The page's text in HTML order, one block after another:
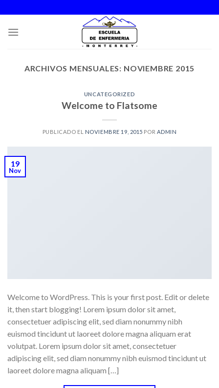
to
content
ARCHIVOS MENSUALES: NOVIEMBRE 2015
UNCATEGORIZED
Welcome to Flatsome
PUBLICADO EL NOVIEMBRE 19, 2015 POR ADMIN
19
Nov
Welcome to WordPress. This is your first post. Edit or delete
it, then start blogging! Lorem ipsum dolor sit amet,
consectetuer adipiscing elit, sed diam nonummy nibh
euismod tincidunt ut laoreet dolore magna aliquam erat
volutpat. Lorem ipsum dolor sit amet, consectetuer
adipiscing elit, sed diam nonummy nibh euismod tincidunt ut
laoreet dolore magna aliquam […]